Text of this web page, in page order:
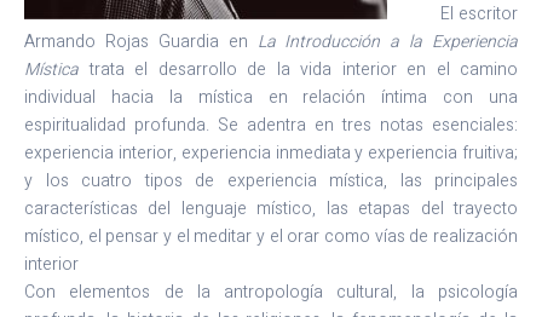
El escritor
Armando Rojas Guardia en La Introducción a la Experiencia
Mística trata el desarrollo de la vida interior en el camino
individual hacia la mística en relación íntima con una
espiritualidad profunda. Se adentra en tres notas esenciales:
experiencia interior, experiencia inmediata y experiencia fruitiva;
y los cuatro tipos de experiencia mística, las principales
características del lenguaje místico, las etapas del trayecto
místico, el pensar y el meditar y el orar como vías de realización
interior
Con elementos de la antropología cultural, la psicología